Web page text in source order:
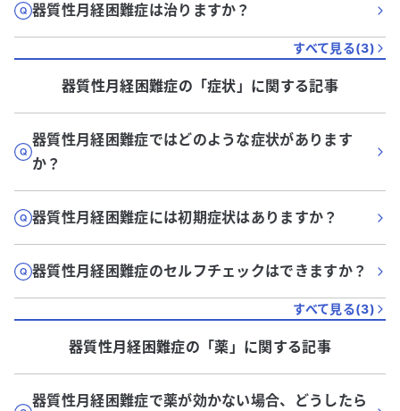
器質性月経困難症は治りますか？
すべて見る(3)
器質性月経困難症の「症状 」に関する記事
器質性月経困難症ではどのような症状があります
か？
器質性月経困難症には初期症状はありますか？
器質性月経困難症のセルフチェックはできますか？
すべて見る(3)
器質性月経困難症の「薬 」に関する記事
器質性月経困難症で薬が効かない場合、どうしたら